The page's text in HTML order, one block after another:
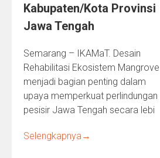
Kabupaten/Kota Provinsi
Jawa Tengah
Semarang – IKAMaT. Desain
Rehabilitasi Ekosistem Mangrove
menjadi bagian penting dalam
upaya memperkuat perlindungan
pesisir Jawa Tengah secara lebi
Selengkapnya →